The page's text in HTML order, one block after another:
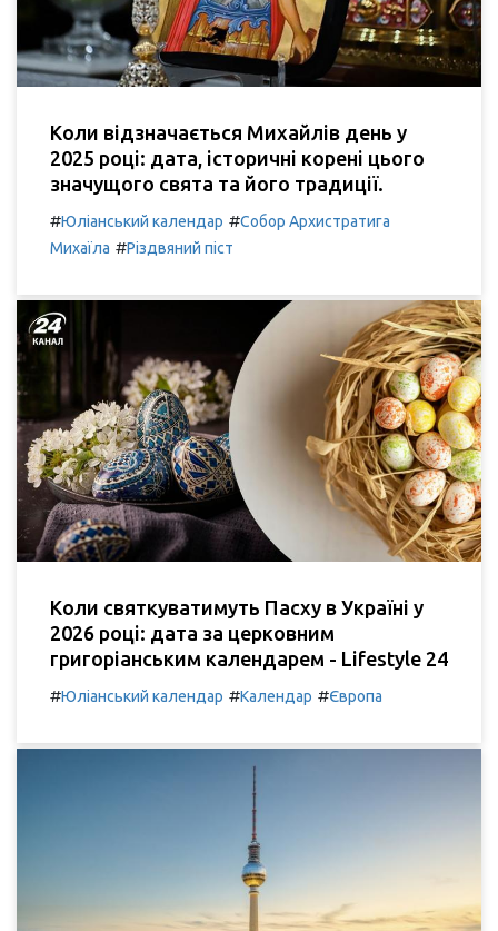
Коли відзначається Михайлів день у
2025 році: дата, історичні корені цього
значущого свята та його традиції.
#Юліанський календар #Собор Архистратига
Михаїла #Різдвяний піст
Коли святкуватимуть Пасху в Україні у
2026 році: дата за церковним
григоріанським календарем - Lifestyle 24
#Юліанський календар #Календар #Європа